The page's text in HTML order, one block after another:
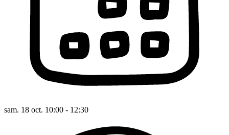
sam. 18 oct. 10:00 - 12:30